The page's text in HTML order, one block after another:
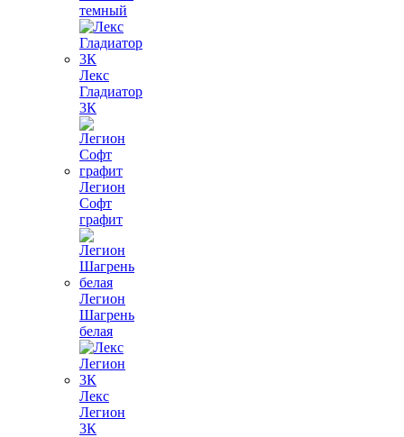
темный
Лекс
Гладиатор
3К
Легион
Софт
графит
Легион
Шагрень
белая
Лекс
Легион
3К